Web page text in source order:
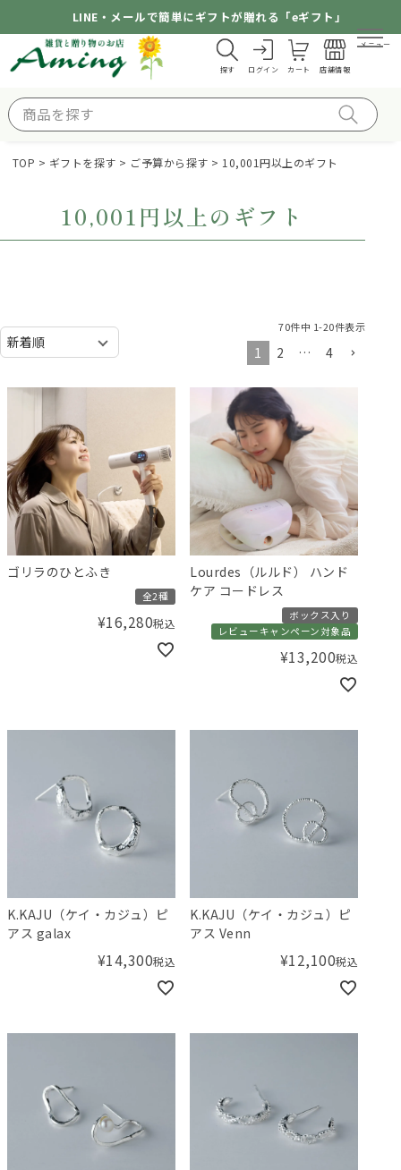
LINE・メールで簡単にギフトが贈れる「eギフト」
探す ログイン カート 店舗情報
メニュー
TOP ギフトを探す ご予算から探す 10,001円以上のギフト
10,001円以上のギフト
70件中 1-20件表示
1 2 … 4
ゴリラのひとふき
全2種
¥16,280税込
Lourdes（ルルド） ハンド
ケア コードレス
ボックス入り
レビューキャンペーン対象品
¥13,200税込
K.KAJU（ケイ・カジュ）ピ
アス galax
¥14,300税込
K.KAJU（ケイ・カジュ）ピ
アス Venn
¥12,100税込